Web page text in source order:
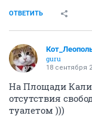
ОТВЕТИТЬ
guru
18 сентября
На Площади
отсутствия
туалетом )))